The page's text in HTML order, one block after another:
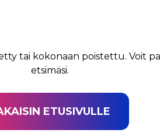
tai kokonaan poistettu. Voit
etsimäsi.
ETUSIVULLE